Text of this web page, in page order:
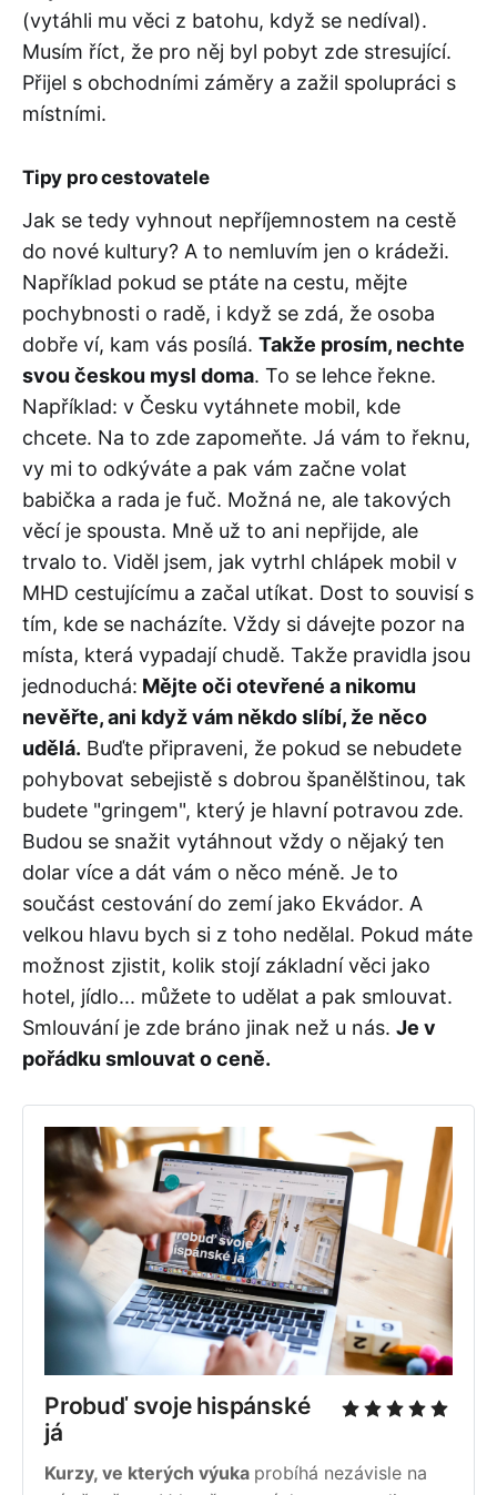
(vytáhli mu věci z batohu, když se nedíval).
Musím říct, že pro něj byl pobyt zde stresující.
Přijel s obchodními záměry a zažil spolupráci s
místními.
Tipy pro cestovatele
Jak se tedy vyhnout nepříjemnostem na cestě
do nové kultury? A to nemluvím jen o krádeži.
Například pokud se ptáte na cestu, mějte
pochybnosti o radě, i když se zdá, že osoba
dobře ví, kam vás posílá. Takže prosím, nechte
svou českou mysl doma. To se lehce řekne.
Například: v Česku vytáhnete mobil, kde
chcete. Na to zde zapomeňte. Já vám to řeknu,
vy mi to odkýváte a pak vám začne volat
babička a rada je fuč. Možná ne, ale takových
věcí je spousta. Mně už to ani nepřijde, ale
trvalo to. Viděl jsem, jak vytrhl chlápek mobil v
MHD cestujícímu a začal utíkat. Dost to souvisí s
tím, kde se nacházíte. Vždy si dávejte pozor na
místa, která vypadají chudě. Takže pravidla jsou
jednoduchá: Mějte oči otevřené a nikomu
nevěřte, ani když vám někdo slíbí, že něco
udělá. Buďte připraveni, že pokud se nebudete
pohybovat sebejistě s dobrou španělštinou, tak
budete "gringem", který je hlavní potravou zde.
Budou se snažit vytáhnout vždy o nějaký ten
dolar více a dát vám o něco méně. Je to
součást cestování do zemí jako Ekvádor. A
velkou hlavu bych si z toho nedělal. Pokud máte
možnost zjistit, kolik stojí základní věci jako
hotel, jídlo... můžete to udělat a pak smlouvat.
Smlouvání je zde bráno jinak než u nás. Je v
pořádku smlouvat o ceně.
Probuď svoje hispánské
já
Kurzy, ve kterých výuka probíhá nezávisle na